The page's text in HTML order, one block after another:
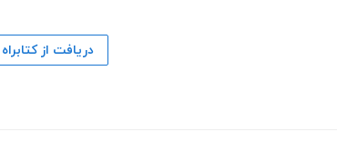
دریافت از کتابراه